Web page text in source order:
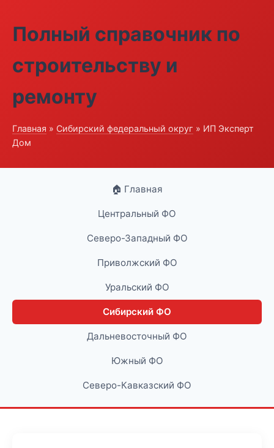
Полный справочник по
строительству и
ремонту
Главная » Сибирский федеральный округ » ИП Эксперт
Дом
🏠 Главная
Центральный ФО
Северо-Западный ФО
Приволжский ФО
Уральский ФО
Сибирский ФО
Дальневосточный ФО
Южный ФО
Северо-Кавказский ФО